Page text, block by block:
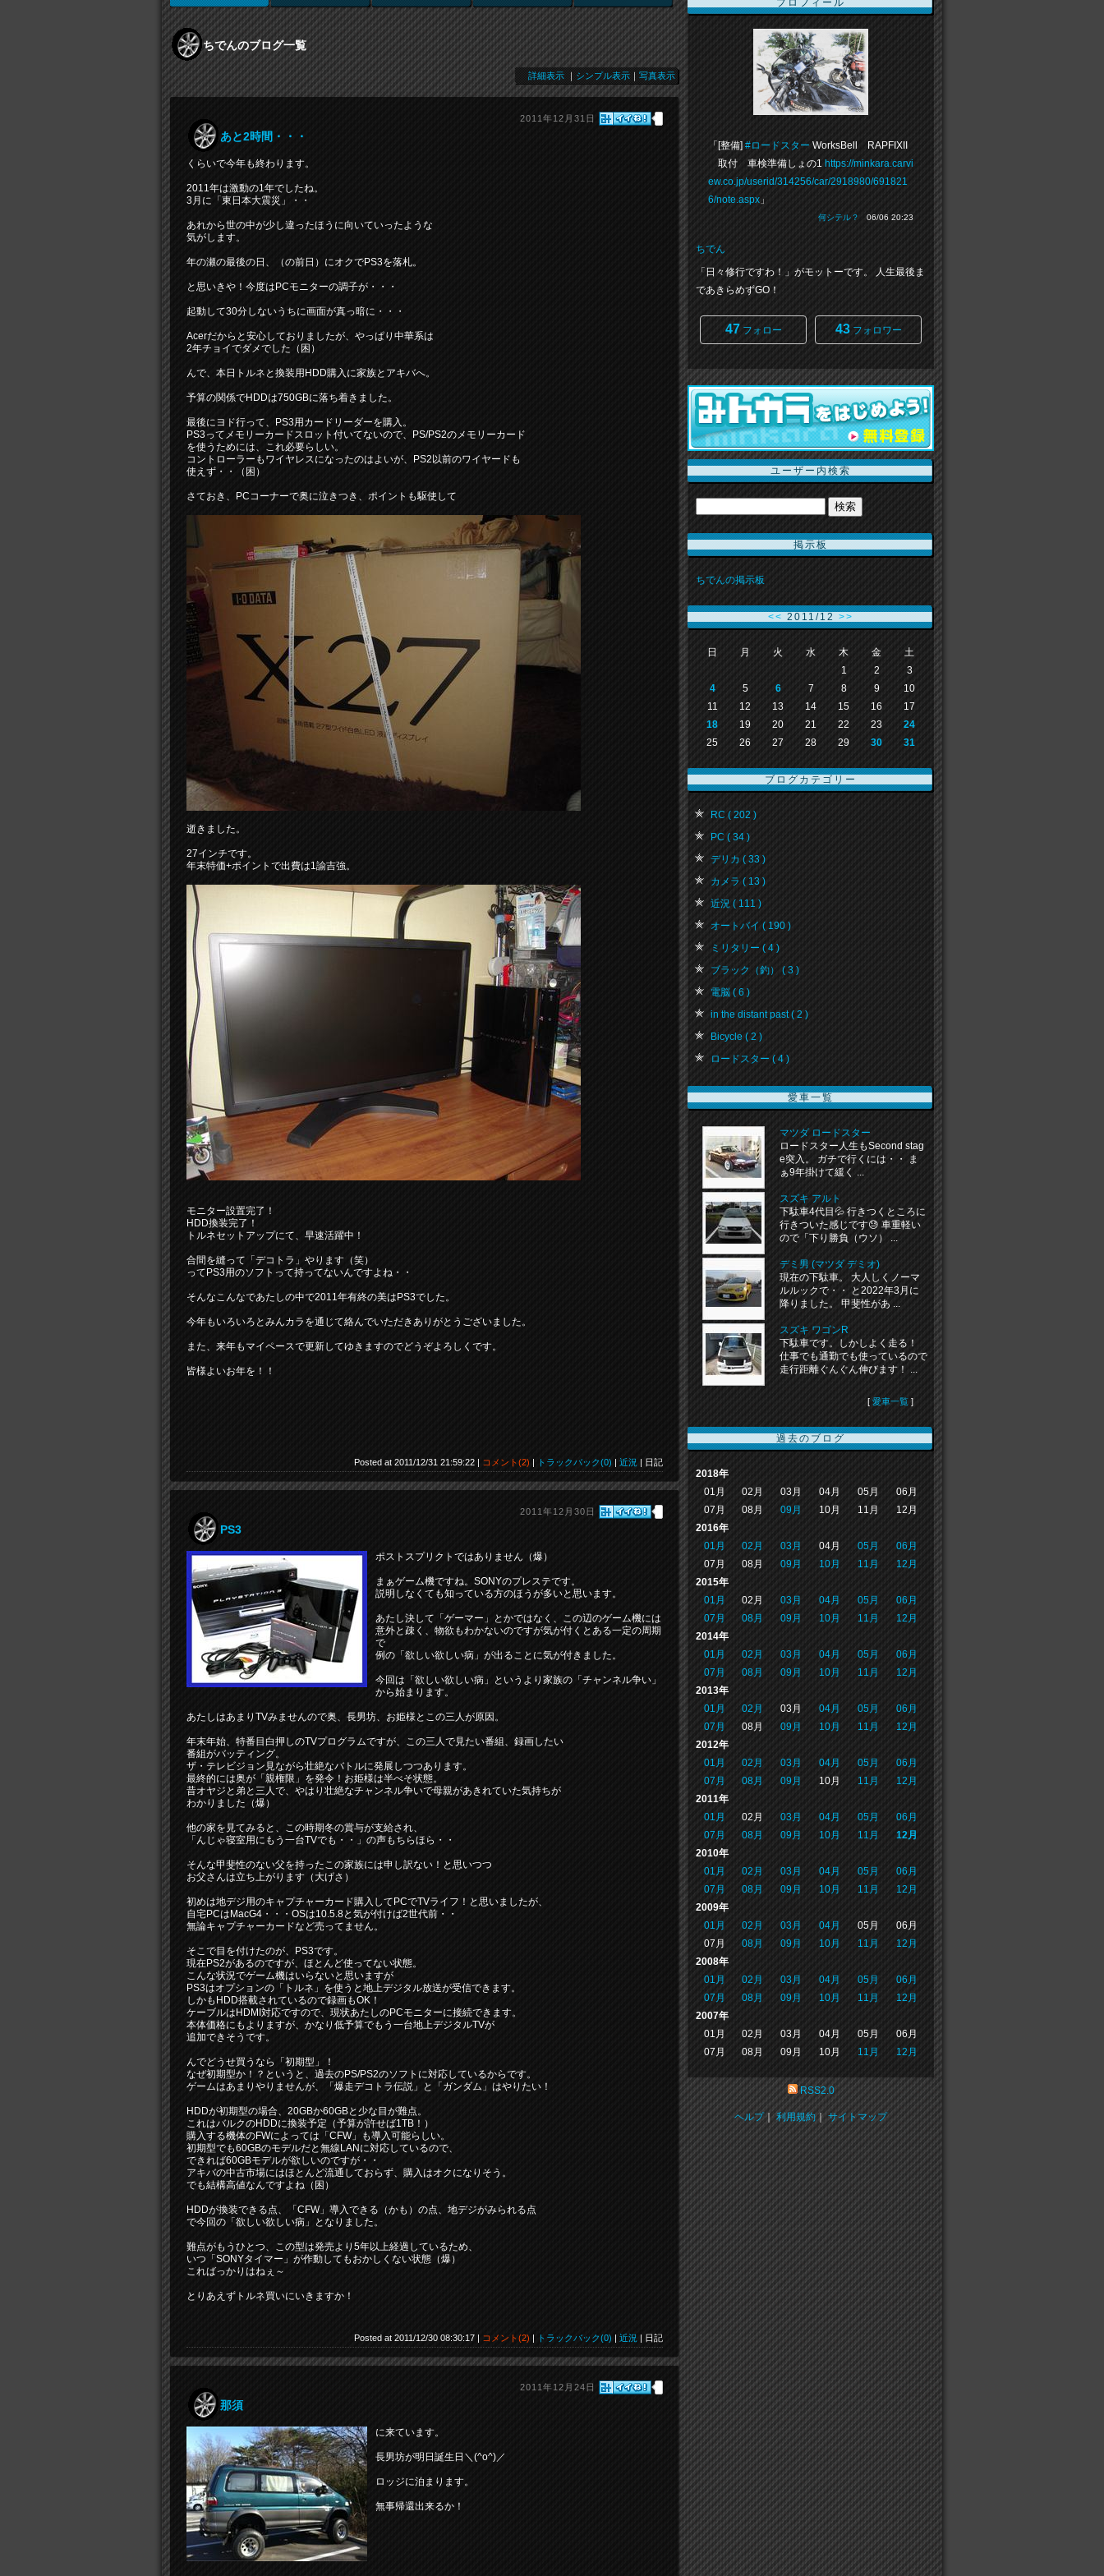
ちでんのブログ一覧
詳細表示 ｜ シンプル表示 ｜ 写真表示
2011年12月31日
あと2時間・・・
くらいで今年も終わります。
2011年は激動の1年でしたね。
3月に「東日本大震災」・・
あれから世の中が少し違ったほうに向いていったような
気がします。
年の瀬の最後の日、（の前日）にオクでPS3を落札。
と思いきや！今度はPCモニターの調子が・・・
起動して30分しないうちに画面が真っ暗に・・・
Acerだからと安心しておりましたが、やっぱり中華系は
2年チョイでダメでした（困）
んで、本日トルネと換装用HDD購入に家族とアキバへ。
予算の関係でHDDは750GBに落ち着きました。
最後にヨド行って、PS3用カードリーダーを購入。
PS3ってメモリーカードスロット付いてないので、PS/PS2のメモリーカード
を使うためには、これ必要らしい。
コントローラーもワイヤレスになったのはよいが、PS2以前のワイヤードも
使えず・・（困）
さておき、PCコーナーで奥に泣きつき、ポイントも駆使して
逝きました。
27インチです。
年末特価+ポイントで出費は1諭吉強。
モニター設置完了！
HDD換装完了！
トルネセットアップにて、早速活躍中！
合間を縫って「デコトラ」やります（笑）
ってPS3用のソフトって持ってないんですよね・・
そんなこんなであたしの中で2011年有終の美はPS3でした。
今年もいろいろとみんカラを通じて絡んでいただきありがとうございました。
また、来年もマイペースで更新してゆきますのでどうぞよろしくです。
皆様よいお年を！！
Posted at 2011/12/31 21:59:22 | コメント(2) | トラックバック(0) | 近況 | 日記
2011年12月30日
PS3
ポストスプリクトではありません（爆）
まぁゲーム機ですね。SONYのプレステです。
説明しなくても知っている方のほうが多いと思います。
あたし決して「ゲーマー」とかではなく、この辺のゲーム機には
意外と疎く、物欲もわかないのですが気が付くとある一定の周期
で
例の「欲しい欲しい病」が出ることに気が付きました。
今回は「欲しい欲しい病」というより家族の「チャンネル争い」
から始まります。
あたしはあまりTVみませんので奥、長男坊、お姫様とこの三人が原因。
年末年始、特番目白押しのTVプログラムですが、この三人で見たい番組、録画したい
番組がバッティング。
ザ・テレビジョン見ながら壮絶なバトルに発展しつつあります。
最終的には奥が「親権限」を発令！お姫様は半べそ状態。
昔オヤジと弟と三人で、やはり壮絶なチャンネル争いで母親があきれていた気持ちが
わかりました（爆）
他の家を見てみると、この時期冬の賞与が支給され、
「んじゃ寝室用にもう一台TVでも・・」の声もちらほら・・
そんな甲斐性のない父を持ったこの家族には申し訳ない！と思いつつ
お父さんは立ち上がります（大げさ）
初めは地デジ用のキャプチャーカード購入してPCでTVライフ！と思いましたが、
自宅PCはMacG4・・・OSは10.5.8と気が付けば2世代前・・
無論キャプチャーカードなど売ってません。
そこで目を付けたのが、PS3です。
現在PS2があるのですが、ほとんど使ってない状態。
こんな状況でゲーム機はいらないと思いますが
PS3はオプションの「トルネ」を使うと地上デジタル放送が受信できます。
しかもHDD搭載されているので録画もOK！
ケーブルはHDMI対応ですので、現状あたしのPCモニターに接続できます。
本体価格にもよりますが、かなり低予算でもう一台地上デジタルTVが
追加できそうです。
んでどうせ買うなら「初期型」！
なぜ初期型か！？というと、過去のPS/PS2のソフトに対応しているからです。
ゲームはあまりやりませんが、「爆走デコトラ伝説」と「ガンダム」はやりたい！
HDDが初期型の場合、20GBか60GBと少な目が難点。
これはバルクのHDDに換装予定（予算が許せば1TB！）
購入する機体のFWによっては「CFW」も導入可能らしい。
初期型でも60GBのモデルだと無線LANに対応しているので、
できれば60GBモデルが欲しいのですが・・
アキバの中古市場にはほとんど流通しておらず、購入はオクになりそう。
でも結構高値なんですよね（困）
HDDが換装できる点、「CFW」導入できる（かも）の点、地デジがみられる点
で今回の「欲しい欲しい病」となりました。
難点がもうひとつ、この型は発売より5年以上経過しているため、
いつ「SONYタイマー」が作動してもおかしくない状態（爆）
こればっかりはねぇ～
とりあえずトルネ買いにいきますか！
Posted at 2011/12/30 08:30:17 | コメント(2) | トラックバック(0) | 近況 | 日記
2011年12月24日
那須
に来ています。
長男坊が明日誕生日＼(^o^)／
ロッジに泊まります。
無事帰還出来るか！
プロフィール
「[整備] #ロードスター WorksBell RAPFIXII
取付 車検準備しょの1 https://minkara.carvi
ew.co.jp/userid/314256/car/2918980/691821
6/note.aspx 」
何シテル？ 06/06 20:23
ちでん
「日々修行ですわ！」がモットーです。 人生最後ま
であきらめずGO！
47 フォロー 43フォロワー
ユーザー内検索
掲示板
ちでんの掲示板
<< 2011/12 >>
日 月 火 水 木 金
土
1
2
3
4
5 6 7 8 9
10
11
12 13 14 15 16
17
18
19 20 21 22 23
24
25
26 27 28 29 30 31
ブログカテゴリー
RC ( 202 )
PC ( 34 )
デリカ ( 33 )
カメラ ( 13 )
近況 ( 111 )
オートバイ ( 190 )
ミリタリー ( 4 )
ブラック（釣） ( 3 )
電脳 ( 6 )
in the distant past ( 2 )
Bicycle ( 2 )
ロードスター ( 4 )
愛車一覧
マツダ ロードスター
ロードスター人生もSecond stag
e突入。 ガチで行くには・・ ま
ぁ9年掛けて緩く ...
スズキ アルト
下駄車4代目💦 行きつくところに
行きついた感じです😓 車重軽い
ので「下り勝負（ウソ） ...
デミ男 (マツダ デミオ)
現在の下駄車。 大人しくノーマ
ルルックで・・ と2022年3月に
降りました。 甲斐性があ ...
スズキ ワゴンR
下駄車です。しかしよく走る！
仕事でも通勤でも使っているので
走行距離ぐんぐん伸びます！ ...
[ 愛車一覧 ]
過去のブログ
2018年
01月
02月 03月 04月 05月
06月
07月
08月 09月 10月 11月
12月
2016年
01月
02月 03月 04月 05月
06月
07月
08月 09月 10月 11月
12月
2015年
01月
02月 03月 04月 05月
06月
07月
08月 09月 10月 11月
12月
2014年
01月
02月 03月 04月 05月
06月
07月
08月 09月 10月 11月
12月
2013年
01月
02月 03月 04月 05月
06月
07月
08月 09月 10月 11月
12月
2012年
01月
02月 03月 04月 05月
06月
07月
08月 09月 10月 11月
12月
2011年
01月
02月 03月 04月 05月
06月
07月
08月 09月 10月 11月
12月
2010年
01月
02月 03月 04月 05月
06月
07月
08月 09月 10月 11月
12月
2009年
01月
02月 03月 04月 05月
06月
07月
08月 09月 10月 11月
12月
2008年
01月
02月 03月 04月 05月
06月
07月
08月 09月 10月 11月
12月
2007年
01月
02月 03月 04月 05月
06月
07月
08月 09月 10月 11月 12月
RSS2.0
ヘルプ｜利用規約｜ サイトマップ